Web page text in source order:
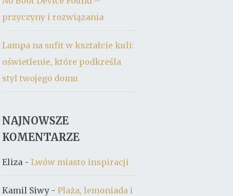
przyczyny i rozwiązania
Lampa na sufit w kształcie kuli:
oświetlenie, które podkreśla
styl twojego domu
NAJNOWSZE
KOMENTARZE
Eliza -Lwów miasto inspiracji
Kamil Siwy -Plaża, lemoniada i